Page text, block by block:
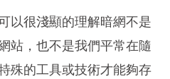
以很淺顯的理解暗網不是
站，也不是我們平常在隨
殊的工具或技術才能夠存